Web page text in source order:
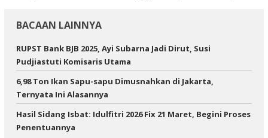
BACAAN LAINNYA
RUPST Bank BJB 2025, Ayi Subarna Jadi Dirut, Susi
Pudjiastuti Komisaris Utama
6,98 Ton Ikan Sapu-sapu Dimusnahkan di Jakarta,
Ternyata Ini Alasannya
Hasil Sidang Isbat: Idulfitri 2026 Fix 21 Maret, Begini Proses
Penentuannya